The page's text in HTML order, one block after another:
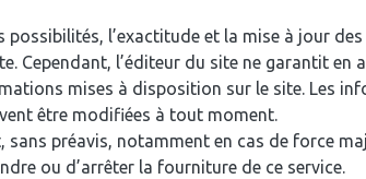
possibilités, l’exactitude et la mise à jour
Cependant, l’éditeur du site ne garantit en
mises à disposition sur le site. Les
être modifiées à tout moment.
préavis, notamment en cas de force
ou d’arrêter la fourniture de ce service.